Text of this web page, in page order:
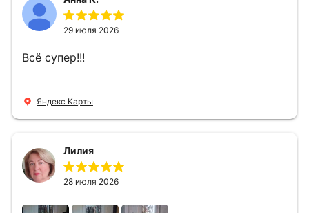
29 июля 2026
Всё супер!!!
Яндекс Карты
Лилия
28 июля 2026